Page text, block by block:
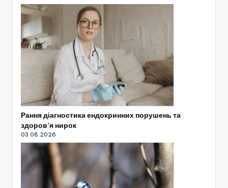
Рання діагностика ендокринних порушень та
здоров’я нирок
03.08.2026